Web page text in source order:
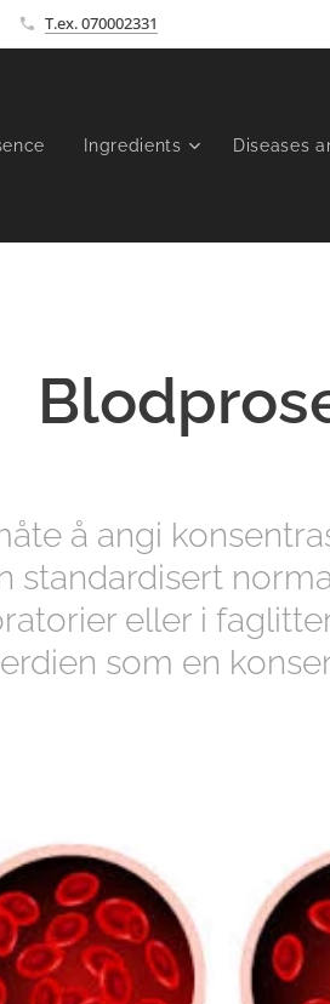
T.ex. 070002331
Ingredients Diseases
å angi
standardisert
eller i
som en